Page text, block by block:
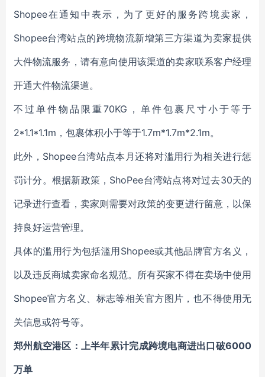
Shopee在通知中表示，为了更好的服务跨境卖家，
Shopee台湾站点的跨境物流新增第三方渠道为卖家提供
大件物流服务，请有意向使用该渠道的卖家联系客户经理
开通大件物流渠道。
不过单件物品限重70KG，单件包裹尺寸小于等于
2*1.1*1.1m，包裹体积小于等于1.7m*1.7m*2.1m。
此外，Shopee台湾站点本月还将对滥用行为相关进行惩
罚计分。根据新政策，ShoPee台湾站点将对过去30天的
记录进行查看，卖家则需要对政策的变更进行留意，以保
持良好运营管理。
具体的滥用行为包括滥用Shopee或其他品牌官方名义，
以及违反商城卖家命名规范。所有买家不得在卖场中使用
Shopee官方名义、标志等相关官方图片，也不得使用无
关信息或符号等。
郑州航空港区：上半年累计完成跨境电商进出口破6000
万单